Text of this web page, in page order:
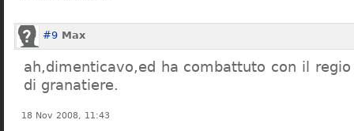
#9 Max
ah,dimenticavo,ed ha combattuto con il
di granatiere.
18 Nov 2008, 11:43